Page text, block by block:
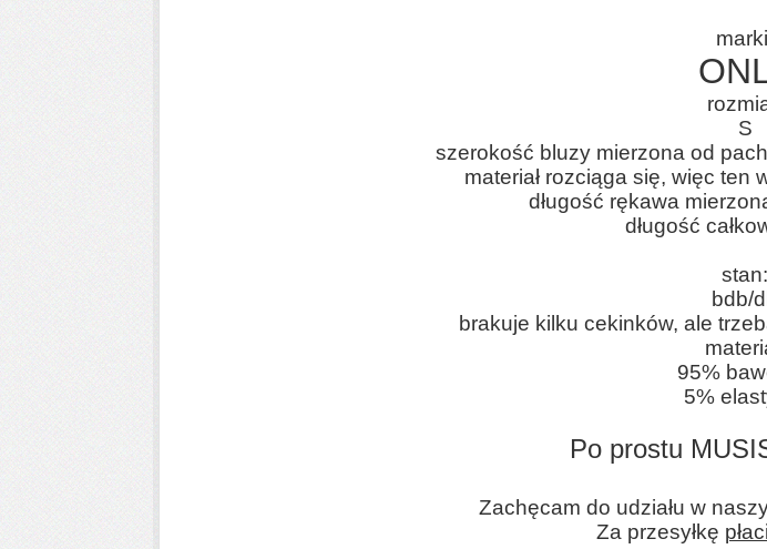
S
szerokość bluzy mierzona od
materiał rozciąga się, więc ten
długość rękawa
długość
stan:
bdb/
brakuje kilku cekinków, ale
95%
5%
Po prostu
Zachęcam do udziału w
Za przesyłkę